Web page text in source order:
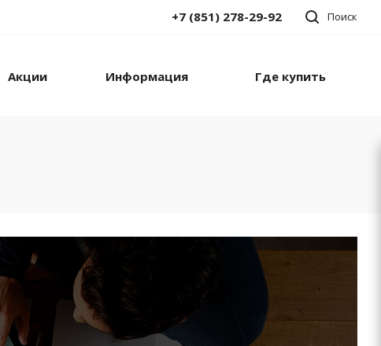
Поиск
+7 (851) 278-29-92
Акции Информация Где купить